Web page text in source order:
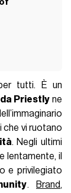
tutti. È un
Priestlyne
che vi ruotano
. Negli ultimi
lentamente, il
e privilegiato
. Brand,